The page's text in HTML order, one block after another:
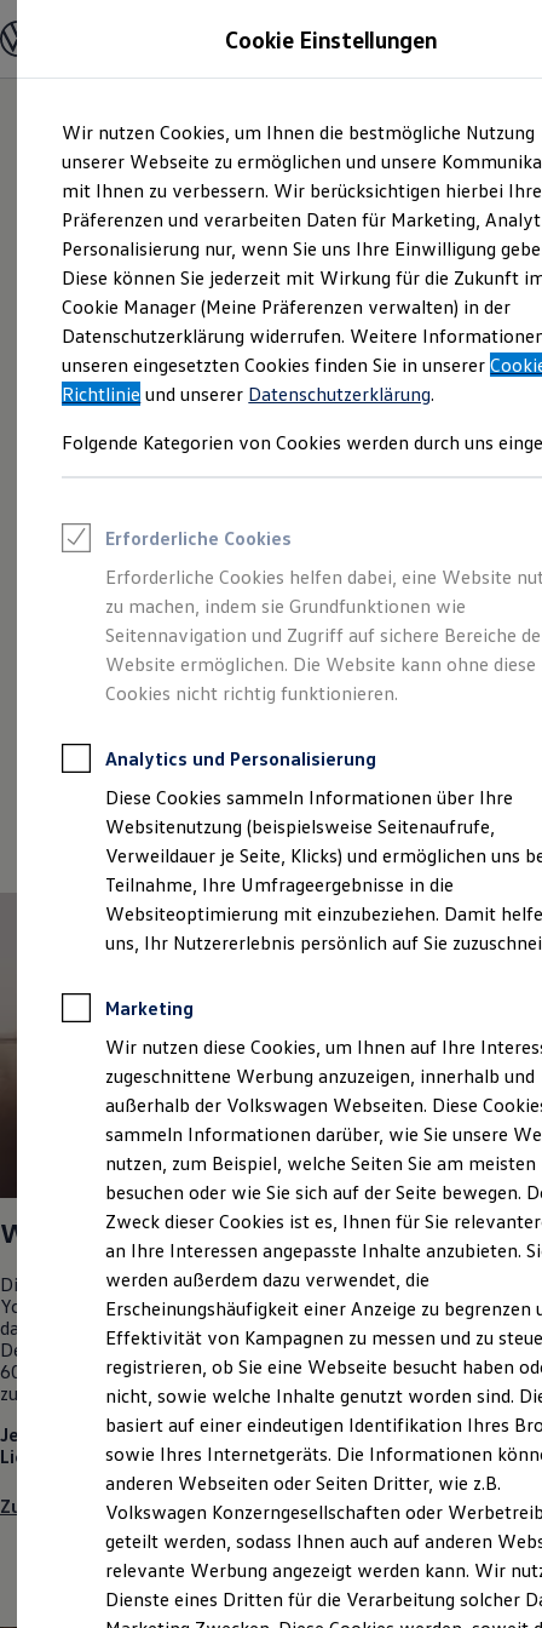
Hauptinhalt
springen
Footer
springen
Modelle und Konfigurator
Modelle vergleichen
Elektroautos
ENERGY Sondermodelle
Nutzfahrzeuge
SUV und CUV
Familienautos
Kombis
Kompaktwagen
Sportwagen
Schnell verfügbare Fahrzeuge
Angebote und Produkte
Aktuelle Angebote
E-Auto-Förderung
Volkswagen Marktplatz
Junge Gebrauchtwagen und Gebrauchtwagen
Saisonangebote
Leasing
Leasing-Angebote
Gebrauchtwagen Leasing
Junge Gebrauchtwagen-Leasing
Elektroauto Leasing
Kleinwagen-Leasing
Leasing ohne Anzahlung
Autokredit mit Schlussrate
Versicherungen und Garantien
Kfz-Versicherung
Restschuldversicherungen
Garantien
Wartungsverträge
Geschäftskunden
Professional Class bei Volkswagen
Großkunden
Behörden
Anpfiff zum Gewinn
Elektroautos
ID. Tutorials
Elektrofahrzeugkonzepte
Reichweite
Reichweite der ID. Modelle
Reichweite im Winter
Laden
Laden unterwegs
Laden Zuhause
Ladezeitensimulator
Batterie
Sicherheit
Garantie und Lebensdauer
Nachhaltigkeit
Technologie
Kosten und Kauf
Verbrauchskosten
Kaufoptionen
E-Auto-Förderung
Software und Konnektivität
Die ID. Software 6
ID. Software Versionen und Updates
Digitale Extras
Schnittstellen zu Ihrem ID.
Original Volkswagen
Classic Parts
Impressum & Rechtliches
Was sind Classic Parts?
Die Classic Parts sind Ersatzteile in Originalqualität für Oldtimer,
Youngtimer und Daily Driver. So bleibt Ihr Volkswagenselbst
dann ein
Original , wenn er etwas in die Jahre gekommen ist.
Denn Qualität fährt am längsten. Unser Sortiment umfasst etwa
60.000 Artikel und reicht von der Schraube aus den 1950ern bis
zum Kotflügel aus den 2000er Jahren.
Jetzt passende Original VolkswagenClassic Parts für Ihren
Liebling finden und bestellen.
Zum Shop
Cookie Einstellungen
Wir nutzen Cookies, um Ihnen die bestmögliche Nutzung
unserer Webseite zu ermöglichen und unsere
mit Ihnen zu verbessern. Wir berücksichtigen hierbei Ihre
Präferenzen und verarbeiten Daten für Marketing,
Personalisierung nur, wenn Sie uns Ihre Einwilligung
Diese können Sie jederzeit mit Wirkung für die Zukunft
Cookie Manager (Meine Präferenzen verwalten) in der
Datenschutzerklärung widerrufen. Weitere
unseren eingesetzten Cookies finden Sie in unserer
Richtlinie und unserer Datenschutzerklärung.
Folgende Kategorien von Cookies werden durch uns
Erforderliche Cookies
Erforderliche Cookies helfen dabei, eine Website
zu machen, indem sie Grundfunktionen wie
Seitennavigation und Zugriff auf sichere Bereiche
Website ermöglichen. Die Website kann ohne diese
Cookies nicht richtig funktionieren.
Analytics und Personalisierung
Diese Cookies sammeln Informationen über Ihre
Websitenutzung (beispielsweise Seitenaufrufe,
Verweildauer je Seite, Klicks) und ermöglichen uns
Teilnahme, Ihre Umfrageergebnisse in die
Websiteoptimierung mit einzubeziehen. Damit
uns, Ihr Nutzererlebnis persönlich auf Sie
Marketing
Wir nutzen diese Cookies, um Ihnen auf Ihre
zugeschnittene Werbung anzuzeigen, innerhalb und
außerhalb der Volkswagen Webseiten. Diese
sammeln Informationen darüber, wie Sie unsere
nutzen, zum Beispiel, welche Seiten Sie am meisten
besuchen oder wie Sie sich auf der Seite bewegen.
Zweck dieser Cookies ist es, Ihnen für Sie
an Ihre Interessen angepasste Inhalte anzubieten.
werden außerdem dazu verwendet, die
Erscheinungshäufigkeit einer Anzeige zu begrenzen
Effektivität von Kampagnen zu messen und zu
registrieren, ob Sie eine Webseite besucht haben
nicht, sowie welche Inhalte genutzt worden sind.
basiert auf einer eindeutigen Identifikation Ihres
sowie Ihres Internetgeräts. Die Informationen
anderen Webseiten oder Seiten Dritter, wie z.B.
Volkswagen Konzerngesellschaften oder
geteilt werden, sodass Ihnen auch auf anderen
relevante Werbung angezeigt werden kann. Wir
Dienste eines Dritten für die Verarbeitung solcher